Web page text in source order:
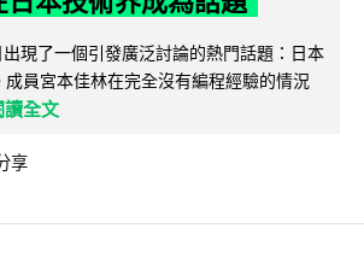
現了一個引發廣泛討論的熱門話題：日本
成員宮本佳林在完全沒有編程經驗的情況
讀全文
享